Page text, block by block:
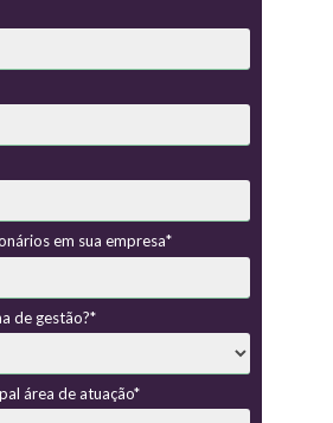
em sua empresa*
de gestão?*
área de atuação*